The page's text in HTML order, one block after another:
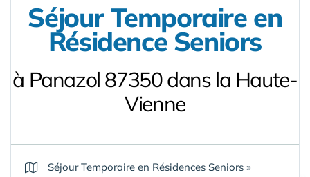
Séjour Temporaire en
Résidence Seniors
à Panazol 87350 dans la Haute-
Vienne
Séjour Temporaire en Résidences Seniors »